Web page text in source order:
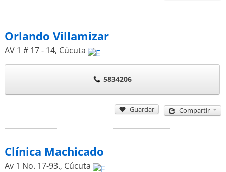
Orlando Villamizar
AV 1 # 17 - 14, Cúcuta
5834206
Guardar Compartir
Clínica Machicado
Av 1 No. 17-93., Cúcuta